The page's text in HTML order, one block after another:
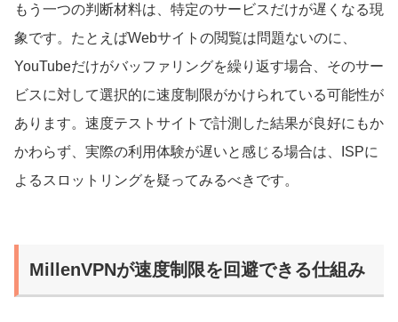
もう一つの判断材料は、特定のサービスだけが遅くなる現
象です。たとえばWebサイトの閲覧は問題ないのに、
YouTubeだけがバッファリングを繰り返す場合、そのサー
ビスに対して選択的に速度制限がかけられている可能性が
あります。速度テストサイトで計測した結果が良好にもか
かわらず、実際の利用体験が遅いと感じる場合は、ISPに
よるスロットリングを疑ってみるべきです。
MillenVPNが速度制限を回避できる仕組み